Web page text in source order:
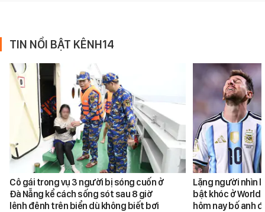
TIN NỔI BẬT KÊNH14
Cô gái trong vụ 3 người bị sóng cuốn ở
Đà Nẵng kể cách sống sót sau 8 giờ
lênh đênh trên biển dù không biết bơi
Lặng người nhìn
bật khóc ở World
hôm nay bố anh